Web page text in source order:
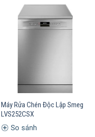
Máy Rửa Chén Độc Lập Smeg
LVS252CSX
So sánh